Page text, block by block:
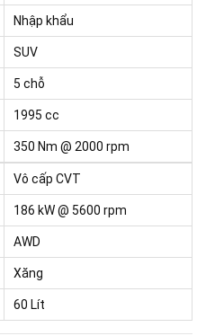
Nhập khẩu
SUV
5 chỗ
1995 cc
350 Nm @ 2000 rpm
Vô cấp CVT
186 kW @ 5600 rpm
AWD
Xăng
60 Lít